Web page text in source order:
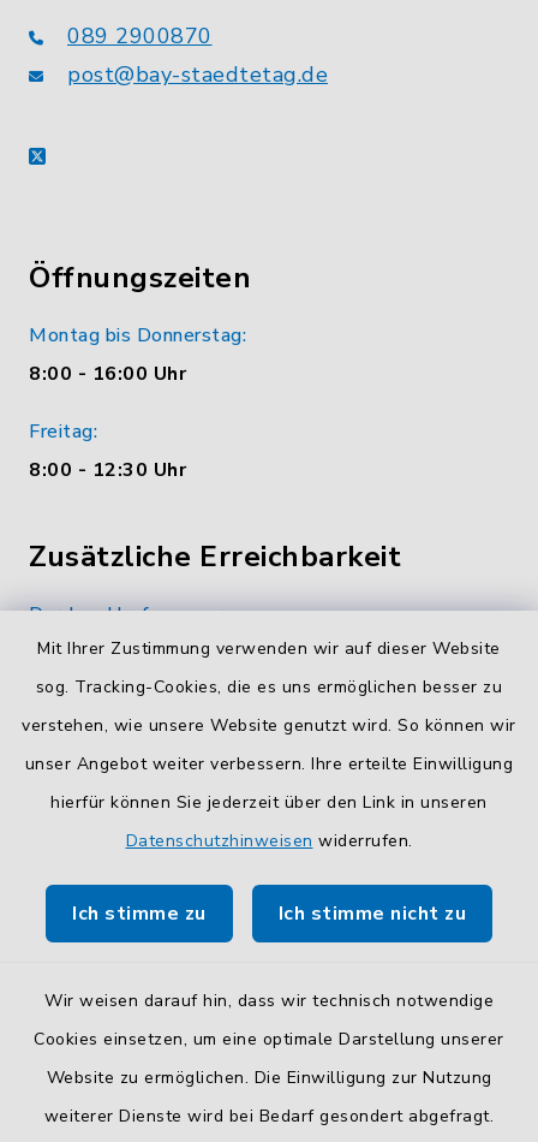
Mit Ihrer Zustimmung verwenden wir auf dieser Website
sog. Tracking-Cookies, die es uns ermöglichen besser zu
verstehen, wie unsere Website genutzt wird. So können wir
unser Angebot weiter verbessern. Ihre erteilte Einwilligung
hierfür können Sie jederzeit über den Link in unseren
Datenschutzhinweisen widerrufen.
Ich stimme zu Ich stimme nicht zu
Wir weisen darauf hin, dass wir technisch notwendige
Cookies einsetzen, um eine optimale Darstellung unserer
Website zu ermöglichen. Die Einwilligung zur Nutzung
weiterer Dienste wird bei Bedarf gesondert abgefragt.
089 2900870
post@bay-staedtetag.de
X
Öffnungszeiten
Montag bis Donnerstag:
8:00 - 16:00 Uhr
Freitag:
8:00 - 12:30 Uhr
Zusätzliche Erreichbarkeit
Durchwahlrufnummern
Die Durchwahlrufnummern unserer Mitarbeiterinnen
und Mitarbeiter finden Siehier.
Kontaktformular
SicheresKontaktformularmit BayernID verwenden.
So finden Sie uns.